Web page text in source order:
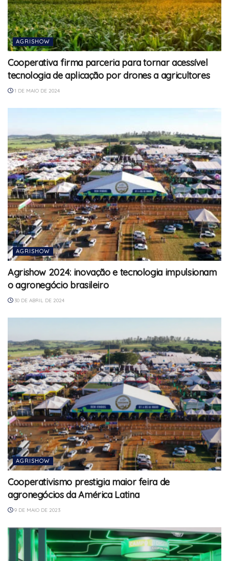
AGRISHOW
Cooperativa firma parceria para tornar acessível
tecnologia de aplicação por drones a agricultores
1 DE MAIO DE 2024
AGRISHOW
Agrishow 2024: inovação e tecnologia impulsionam
o agronegócio brasileiro
30 DE ABRIL DE 2024
AGRISHOW
Cooperativismo prestigia maior feira de
agronegócios da América Latina
9 DE MAIO DE 2023